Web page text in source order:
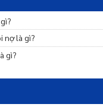
nợ là gì?
gì?